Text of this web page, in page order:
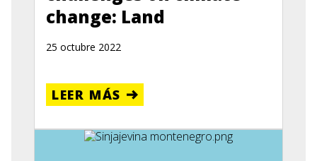
change: Land
25 octubre 2022
LEER MÁS